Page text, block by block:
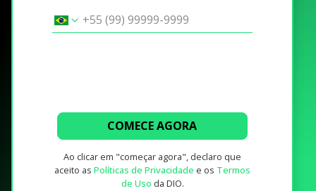
COMECE AGORA
Ao clicar em "começar agora", declaro que
aceito as Políticas de Privacidade e os Termos
de Uso da DIO.